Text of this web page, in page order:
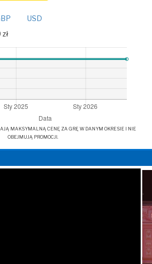
USD
MAKSYMALNĄ CENĘ ZA GRĘ W DANYM OKRESIE I NIE
OBEJMUJĄ PROMOCJI.